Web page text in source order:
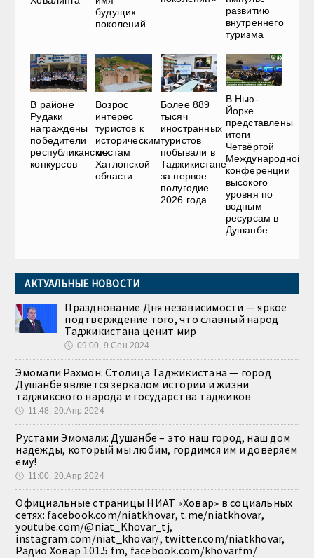
будущих
поколений
развитию
внутреннего
туризма
В районе
Рудаки
награждены
победители
республиканских
конкурсов
Возрос
интерес
туристов к
историческим
местам
Хатлонской
области
Более 889
тысяч
иностранных
туристов
побывали в
Таджикистане
за первое
полугодие
2026 года
В Нью-
Йорке
представлены
итоги
Четвёртой
Международной
конференции
высокого
уровня по
водным
ресурсам в
Душанбе
АКТУАЛЬНЫЕ НОВОСТИ
Празднование Дня независимости — яркое
подтверждение того, что славный народ
Таджикистана ценит мир
🕔 09:00, 9.Сен 2024
Эмомали Рахмон: Столица Таджикистана — город
Душанбе является зеркалом истории и жизни
таджикского народа и государства таджиков
🕔 11:48, 20.Апр 2024
Рустами Эмомали: Душанбе – это наш город, наш дом
надежды, который мы любим, гордимся им и доверяем
ему!
🕔 11:00, 20.Апр 2024
Официальные страницы НИАТ «Ховар» в социальных
сетях: facebook.com/niatkhovar, t.me/niatkhovar,
youtube.com/@niat_Khovar_tj,
instagram.com/niat_khovar/, twitter.com/niatkhovar,
Радио Ховар 101.5 fm, facebook.com/khovarfm/